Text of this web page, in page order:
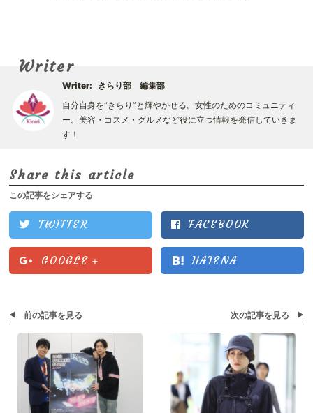
Writer
Writer:
きらり部 編集部
自分自身を“きらり”と輝やかせる。女性のためのコミュニティ
ー。美容・コスメ・グルメなど役に立つ情報を発信していきま
す！
Share this article
この記事をシェアする
TWITTER FACEBOOK
GOOGLE + HATENA
前の記事を見る 次の記事を見る